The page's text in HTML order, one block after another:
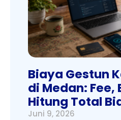
Biaya Gestun
di Medan: Fee,
Hitung Total
Juni 9, 2026